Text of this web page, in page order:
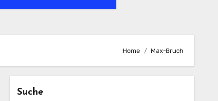
Home Max-Bruch
Suche